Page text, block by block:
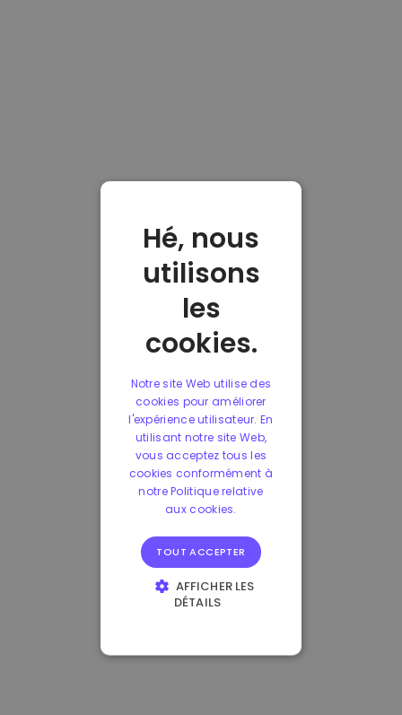
Hé, nous
utilisons
les
cookies.
Notre site Web utilise des
cookies pour améliorer
l'expérience utilisateur. En
utilisant notre site Web,
vous acceptez tous les
cookies conformément à
notre Politique relative
aux cookies.
TOUT ACCEPTER
AFFICHER LES
DÉTAILS